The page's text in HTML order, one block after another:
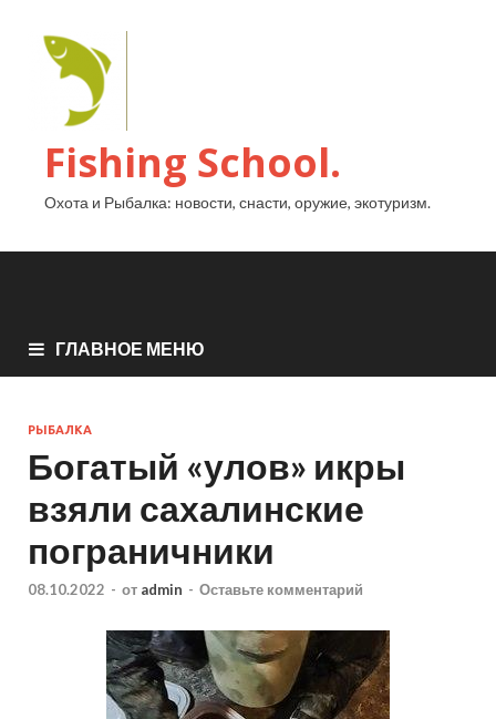
Fishing School.
Охота и Рыбалка: новости, снасти, оружие, экотуризм.
ГЛАВНОЕ МЕНЮ
РЫБАЛКА
Богатый «улов» икры
взяли сахалинские
пограничники
08.10.2022 - от admin - Оставьте комментарий